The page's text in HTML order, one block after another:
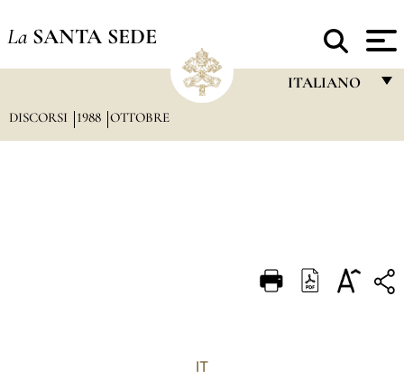
La SANTA SEDE
ITALIANO
DEUTSCH
DISCORSI 1988 OTTOBRE
IT